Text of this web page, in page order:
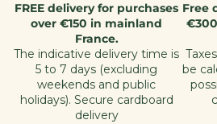
FREE delivery for purchases
over €150 in mainland
France.
The indicative delivery time is
5 to 7 days (excluding
weekends and public
holidays). Secure cardboard
delivery
Free
be